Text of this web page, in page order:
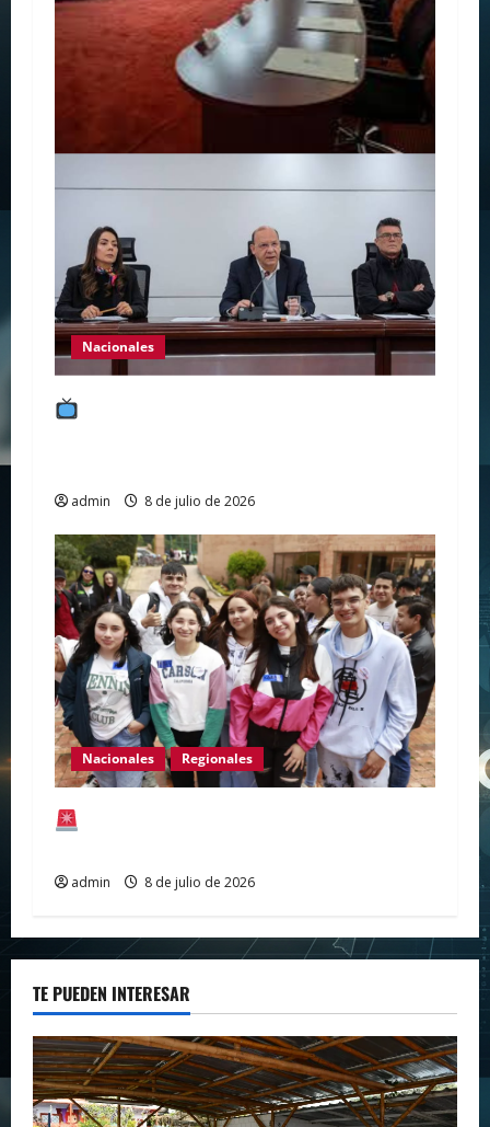
Nacionales
admin 8 de julio de 2026
Nacionales Regionales
admin 8 de julio de 2026
TE PUEDEN INTERESAR